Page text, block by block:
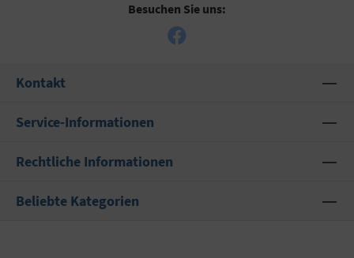
Besuchen Sie uns:
Kontakt
Service-Informationen
Rechtliche Informationen
Beliebte Kategorien